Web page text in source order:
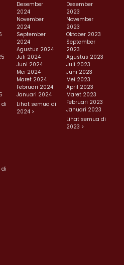
di
Desember
2024
November
2024
September
2024
Agustus 2024
Juli 2024
Juni 2024
Mei 2024
Maret 2024
Februari 2024
Januari 2024
Lihat semua di
2024 >
Desember
2023
November
2023
Oktober 2023
September
2023
Agustus 2023
Juli 2023
Juni 2023
Mei 2023
April 2023
Maret 2023
Februari 2023
Januari 2023
Lihat semua di
2023 >
di